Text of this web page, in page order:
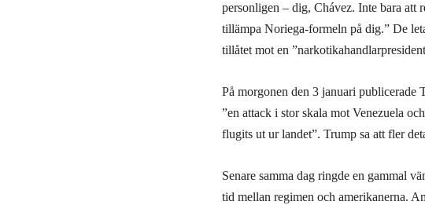
personligen – dig, Chávez. Inte bara att
tillämpa Noriega-formeln på dig.” De
tillåtet mot en
På morgonen den 3 januari publicerade
”en attack i stor skala mot Venezuela
flugits ut ur landet”. Trump sa att fler
Senare samma dag ringde en gammal
tid mellan regimen och amerikanerna.